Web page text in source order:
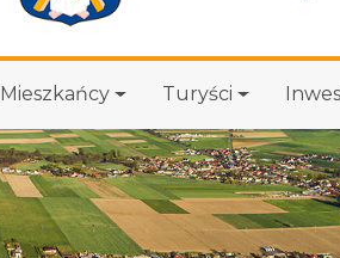
Mieszkańcy Turyści